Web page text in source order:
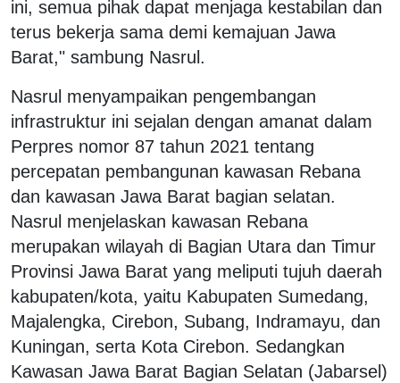
ini, semua pihak dapat menjaga kestabilan dan
terus bekerja sama demi kemajuan Jawa
Barat," sambung Nasrul.
Nasrul menyampaikan pengembangan
infrastruktur ini sejalan dengan amanat dalam
Perpres nomor 87 tahun 2021 tentang
percepatan pembangunan kawasan Rebana
dan kawasan Jawa Barat bagian selatan.
Nasrul menjelaskan kawasan Rebana
merupakan wilayah di Bagian Utara dan Timur
Provinsi Jawa Barat yang meliputi tujuh daerah
kabupaten/kota, yaitu Kabupaten Sumedang,
Majalengka, Cirebon, Subang, Indramayu, dan
Kuningan, serta Kota Cirebon. Sedangkan
Kawasan Jawa Barat Bagian Selatan (Jabarsel)